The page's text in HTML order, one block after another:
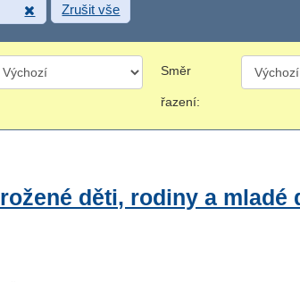
Zrušit vše
Směr
řazení:
děti, rodiny a mladé